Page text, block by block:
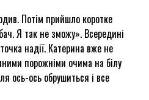
Потім прийшло коротке
Я так не зможу». Всередині
надії. Катерина вже не
порожніми очима на білу
ось-ось обрушиться і все